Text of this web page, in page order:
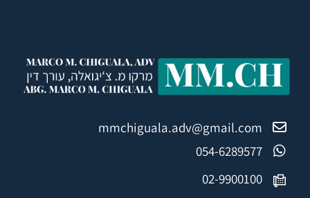
mmchiguala.adv@gmail.com
054-6289577
02-9900100